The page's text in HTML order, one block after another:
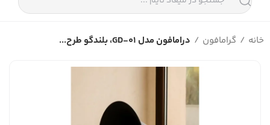
خانه گرامافون درامافون مدل GD-01، بلندگو طرح...